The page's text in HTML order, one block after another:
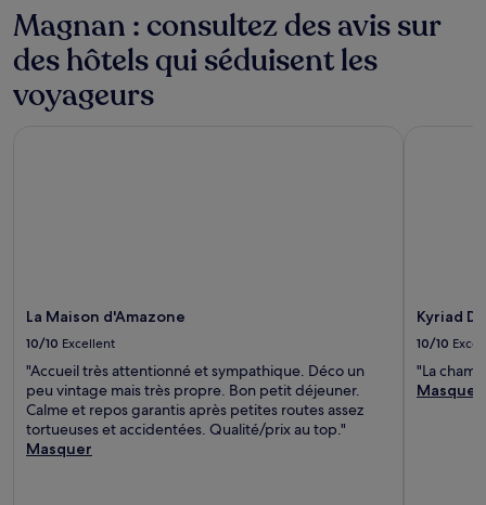
s’appliquer.
Magnan : consultez des avis sur
des hôtels qui séduisent les
voyageurs
La Maison d'Amazone
10/10 Excellent
"Accueil très attentionné et sympathique. Déco un
peu vintage mais très propre. Bon petit déjeuner.
Calme et repos garantis après petites routes assez
tortueuses et accidentées. Qualité/prix au top."
Masquer
Kyriad
10/10
"La
Masquer